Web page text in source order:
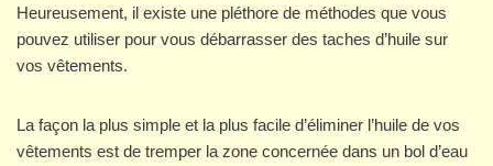
Heureusement, il existe une pléthore de méthodes que vous
pouvez utiliser pour vous débarrasser des taches d’huile sur
vos vêtements.
La façon la plus simple et la plus facile d’éliminer l’huile de vos
vêtements est de tremper la zone concernée dans un bol d’eau